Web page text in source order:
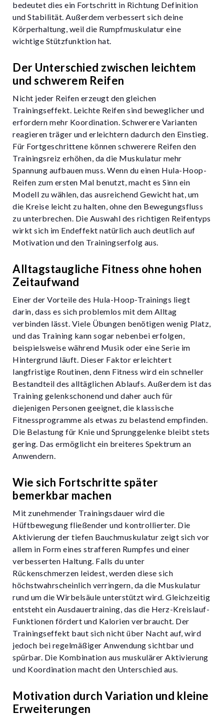
bedeutet dies ein Fortschritt in Richtung Definition
und Stabilität. Außerdem verbessert sich deine
Körperhaltung, weil die Rumpfmuskulatur eine
wichtige Stützfunktion hat.
Der Unterschied zwischen leichtem
und schwerem Reifen
Nicht jeder Reifen erzeugt den gleichen
Trainingseffekt. Leichte Reifen sind beweglicher und
erfordern mehr Koordination. Schwerere Varianten
reagieren träger und erleichtern dadurch den Einstieg.
Für Fortgeschrittene können schwerere Reifen den
Trainingsreiz erhöhen, da die Muskulatur mehr
Spannung aufbauen muss. Wenn du einen Hula-Hoop-
Reifen zum ersten Mal benutzt, macht es Sinn ein
Modell zu wählen, das ausreichend Gewicht hat, um
die Kreise leicht zu halten, ohne den Bewegungsfluss
zu unterbrechen. Die Auswahl des richtigen Reifentyps
wirkt sich im Endeffekt natürlich auch deutlich auf
Motivation und den Trainingserfolg aus.
Alltagstaugliche Fitness ohne hohen
Zeitaufwand
Einer der Vorteile des Hula-Hoop-Trainings liegt
darin, dass es sich problemlos mit dem Alltag
verbinden lässt. Viele Übungen benötigen wenig Platz,
und das Training kann sogar nebenbei erfolgen,
beispielsweise während Musik oder eine Serie im
Hintergrund läuft. Dieser Faktor erleichtert
langfristige Routinen, denn Fitness wird ein schneller
Bestandteil des alltäglichen Ablaufs. Außerdem ist das
Training gelenkschonend und daher auch für
diejenigen Personen geeignet, die klassische
Fitnessprogramme als etwas zu belastend empfinden.
Die Belastung für Knie und Sprunggelenke bleibt stets
gering. Das ermöglicht ein breiteres Spektrum an
Anwendern.
Wie sich Fortschritte später
bemerkbar machen
Mit zunehmender Trainingsdauer wird die
Hüftbewegung fließender und kontrollierter. Die
Aktivierung der tiefen Bauchmuskulatur zeigt sich vor
allem in Form eines strafferen Rumpfes und einer
verbesserten Haltung. Falls du unter
Rückenschmerzen leidest, werden diese sich
höchstwahrscheinlich verringern, da die Muskulatur
rund um die Wirbelsäule unterstützt wird. Gleichzeitig
entsteht ein Ausdauertraining, das die Herz-Kreislauf-
Funktionen fördert und Kalorien verbraucht. Der
Trainingseffekt baut sich nicht über Nacht auf, wird
jedoch bei regelmäßiger Anwendung sichtbar und
spürbar. Die Kombination aus muskulärer Aktivierung
und Koordination macht den Unterschied aus.
Motivation durch Variation und kleine
Erweiterungen